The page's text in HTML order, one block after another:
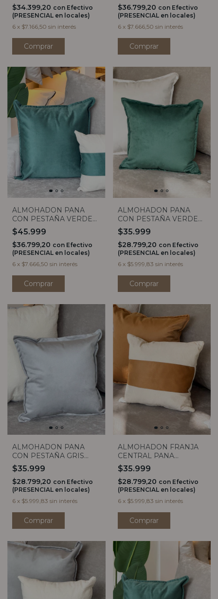
$34.399,20 con Efectivo
(PRESENCIAL en locales)
6 x $7.166,50 sin interés
Comprar
$36.799,20 con Efectivo
(PRESENCIAL en locales)
6 x $7.666,50 sin interés
Comprar
ALMOHADON PANA
CON PESTAÑA VERDE
50X50
$45.999
$36.799,20 con Efectivo
(PRESENCIAL en locales)
6 x $7.666,50 sin interés
Comprar
ALMOHADON PANA
CON PESTAÑA VERDE
40X40
$35.999
$28.799,20 con Efectivo
(PRESENCIAL en locales)
6 x $5.999,83 sin interés
Comprar
ALMOHADON PANA
CON PESTAÑA GRIS
40X40
$35.999
$28.799,20 con Efectivo
(PRESENCIAL en locales)
6 x $5.999,83 sin interés
Comprar
ALMOHADON FRANJA
CENTRAL PANA
AVELLANA 40X40
$35.999
$28.799,20 con Efectivo
(PRESENCIAL en locales)
6 x $5.999,83 sin interés
Comprar